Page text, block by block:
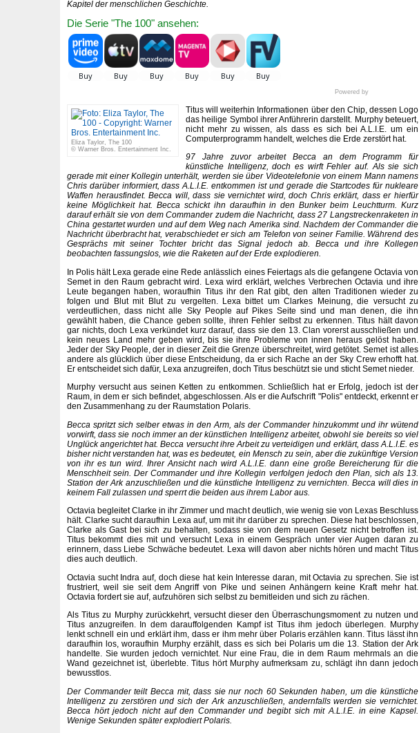
Kapitel der menschlichen Geschichte.
Die Serie "The 100" ansehen:
Powered by
Eliza Taylor, The 100
© Warner Bros. Entertainment Inc.
Titus will weiterhin Informationen über den Chip, dessen Logo
das heilige Symbol ihrer Anführerin darstellt. Murphy beteuert,
nicht mehr zu wissen, als dass es sich bei A.L.I.E. um ein
Computerprogramm handelt, welches die Erde zerstört hat.
97 Jahre zuvor arbeitet Becca an dem Programm für
künstliche Intelligenz, doch es wirft Fehler auf. Als sie sich
gerade mit einer Kollegin unterhält, werden sie über Videotelefonie von einem Mann namens
Chris darüber informiert, dass A.L.I.E. entkommen ist und gerade die Startcodes für nukleare
Waffen herausfindet. Becca will, dass sie vernichtet wird, doch Chris erklärt, dass er hierfür
keine Möglichkeit hat. Becca schickt ihn daraufhin in den Bunker beim Leuchtturm. Kurz
darauf erhält sie von dem Commander zudem die Nachricht, dass 27 Langstreckenraketen in
China gestartet wurden und auf dem Weg nach Amerika sind. Nachdem der Commander die
Nachricht überbracht hat, verabschiedet er sich am Telefon von seiner Familie. Während des
Gesprächs mit seiner Tochter bricht das Signal jedoch ab. Becca und ihre Kollegen
beobachten fassungslos, wie die Raketen auf der Erde explodieren.
In Polis hält Lexa gerade eine Rede anlässlich eines Feiertags als die gefangene Octavia von
Semet in den Raum gebracht wird. Lexa wird erklärt, welches Verbrechen Octavia und ihre
Leute begangen haben, woraufhin Titus ihr den Rat gibt, den alten Traditionen wieder zu
folgen und Blut mit Blut zu vergelten. Lexa bittet um Clarkes Meinung, die versucht zu
verdeutlichen, dass nicht alle Sky People auf Pikes Seite sind und man denen, die ihn
gewählt haben, die Chance geben sollte, ihren Fehler selbst zu erkennen. Titus hält davon
gar nichts, doch Lexa verkündet kurz darauf, dass sie den 13. Clan vorerst ausschließen und
kein neues Land mehr geben wird, bis sie ihre Probleme von innen heraus gelöst haben.
Jeder der Sky People, der in dieser Zeit die Grenze überschreitet, wird getötet. Semet ist alles
andere als glücklich über diese Entscheidung, da er sich Rache an der Sky Crew erhofft hat.
Er entscheidet sich dafür, Lexa anzugreifen, doch Titus beschützt sie und sticht Semet nieder.
Murphy versucht aus seinen Ketten zu entkommen. Schließlich hat er Erfolg, jedoch ist der
Raum, in dem er sich befindet, abgeschlossen. Als er die Aufschrift "Polis" entdeckt, erkennt er
den Zusammenhang zu der Raumstation Polaris.
Becca spritzt sich selber etwas in den Arm, als der Commander hinzukommt und ihr wütend
vorwirft, dass sie noch immer an der künstlichen Intelligenz arbeitet, obwohl sie bereits so viel
Unglück angerichtet hat. Becca versucht ihre Arbeit zu verteidigen und erklärt, dass A.L.I.E. es
bisher nicht verstanden hat, was es bedeutet, ein Mensch zu sein, aber die zukünftige Version
von ihr es tun wird. Ihrer Ansicht nach wird A.L.I.E. dann eine große Bereicherung für die
Menschheit sein. Der Commander und ihre Kollegin verfolgen jedoch den Plan, sich als 13.
Station der Ark anzuschließen und die künstliche Intelligenz zu vernichten. Becca will dies in
keinem Fall zulassen und sperrt die beiden aus ihrem Labor aus.
Octavia begleitet Clarke in ihr Zimmer und macht deutlich, wie wenig sie von Lexas Beschluss
hält. Clarke sucht daraufhin Lexa auf, um mit ihr darüber zu sprechen. Diese hat beschlossen,
Clarke als Gast bei sich zu behalten, sodass sie von dem neuen Gesetz nicht betroffen ist.
Titus bekommt dies mit und versucht Lexa in einem Gespräch unter vier Augen daran zu
erinnern, dass Liebe Schwäche bedeutet. Lexa will davon aber nichts hören und macht Titus
dies auch deutlich.
Octavia sucht Indra auf, doch diese hat kein Interesse daran, mit Octavia zu sprechen. Sie ist
frustriert, weil sie seit dem Angriff von Pike und seinen Anhängern keine Kraft mehr hat.
Octavia fordert sie auf, aufzuhören sich selbst zu bemitleiden und sich zu rächen.
Als Titus zu Murphy zurückkehrt, versucht dieser den Überraschungsmoment zu nutzen und
Titus anzugreifen. In dem darauffolgenden Kampf ist Titus ihm jedoch überlegen. Murphy
lenkt schnell ein und erklärt ihm, dass er ihm mehr über Polaris erzählen kann. Titus lässt ihn
daraufhin los, woraufhin Murphy erzählt, dass es sich bei Polaris um die 13. Station der Ark
handelte. Sie wurden jedoch vernichtet. Nur eine Frau, die in dem Raum mehrmals an die
Wand gezeichnet ist, überlebte. Titus hört Murphy aufmerksam zu, schlägt ihn dann jedoch
bewusstlos.
Der Commander teilt Becca mit, dass sie nur noch 60 Sekunden haben, um die künstliche
Intelligenz zu zerstören und sich der Ark anzuschließen, andernfalls werden sie vernichtet.
Becca hört jedoch nicht auf den Commander und begibt sich mit A.L.I.E. in eine Kapsel.
Wenige Sekunden später explodiert Polaris.